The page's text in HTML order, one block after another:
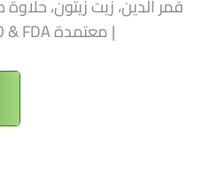
| معتمدة ISO & FDA | نصدر لأوروبا والخليج وأمريكا